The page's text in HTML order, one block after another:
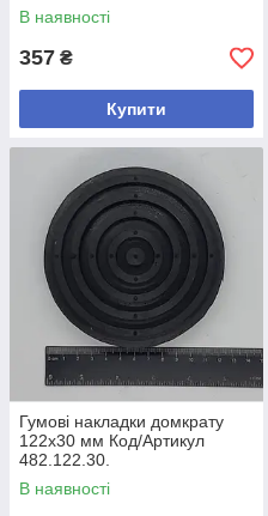
В наявності
357 ₴
Купити
Гумові накладки домкрату
122х30 мм Код/Артикул
482.122.30.
В наявності